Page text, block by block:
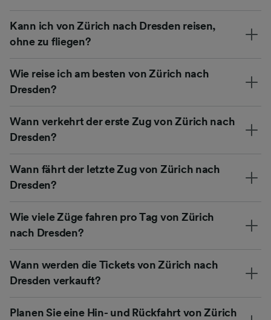
Kann ich von Zürich nach Dresden reisen,
ohne zu fliegen?
Wie reise ich am besten von Zürich nach
Dresden?
Wann verkehrt der erste Zug von Zürich nach
Dresden?
Wann fährt der letzte Zug von Zürich nach
Dresden?
Wie viele Züge fahren pro Tag von Zürich
nach Dresden?
Wann werden die Tickets von Zürich nach
Dresden verkauft?
Planen Sie eine Hin- und Rückfahrt von Zürich